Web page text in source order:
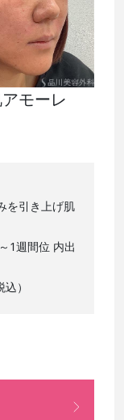
モーレ
を引き上げ肌
1週間位 内出
）